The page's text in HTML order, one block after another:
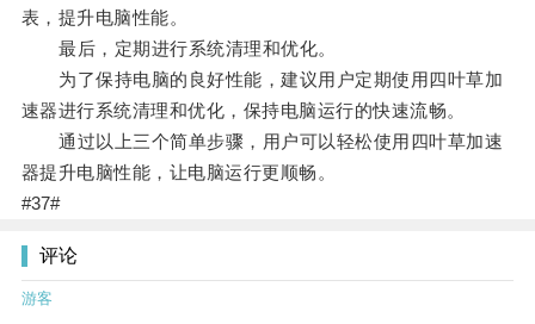
表，提升电脑性能。
最后，定期进行系统清理和优化。
为了保持电脑的良好性能，建议用户定期使用四叶草加
速器进行系统清理和优化，保持电脑运行的快速流畅。
通过以上三个简单步骤，用户可以轻松使用四叶草加速
器提升电脑性能，让电脑运行更顺畅。
#37#
评论
游客